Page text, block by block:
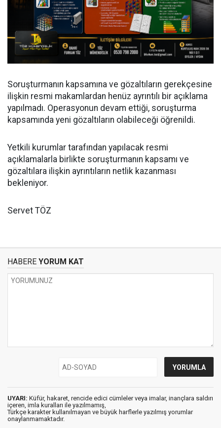
Soruşturmanın kapsamına ve gözaltıların gerekçesine
ilişkin resmi makamlardan henüz ayrıntılı bir açıklama
yapılmadı. Operasyonun devam ettiği, soruşturma
kapsamında yeni gözaltıların olabileceği öğrenildi.
Yetkili kurumlar tarafından yapılacak resmi
açıklamalarla birlikte soruşturmanın kapsamı ve
gözaltılara ilişkin ayrıntıların netlik kazanması
bekleniyor.
Servet TÖZ
HABERE YORUM KAT
UYARI: Küfür, hakaret, rencide edici cümleler veya imalar, inançlara saldırı
içeren, imla kuralları ile yazılmamış,
Türkçe karakter kullanılmayan ve büyük harflerle yazılmış yorumlar
onaylanmamaktadır.